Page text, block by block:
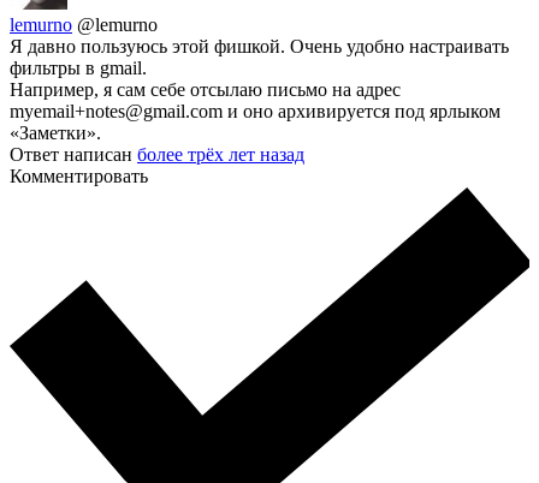
lemurno @lemurno
Я давно пользуюсь этой фишкой. Очень удобно настраивать
фильтры в gmail.
Например, я сам себе отсылаю письмо на адрес
myemail+notes@gmail.com и оно архивируется под ярлыком
«Заметки».
Ответ написан более трёх лет назад
Комментировать